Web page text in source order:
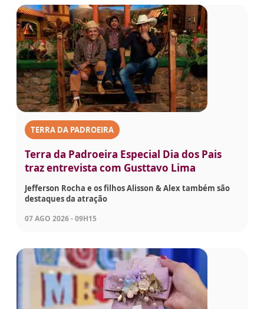
TERRA DA PADROEIRA
Terra da Padroeira Especial Dia dos Pais
traz entrevista com Gusttavo Lima
Jefferson Rocha e os filhos Alisson & Alex também são
destaques da atração
07 AGO 2026 - 09H15